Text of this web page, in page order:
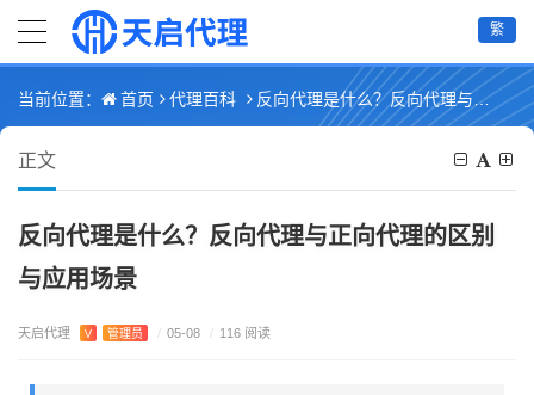
繁
当前位置： 首页 代理百科 反向代理是什么？反向代理与正向代理的区别与应用场景
正文
反向代理是什么？反向代理与正向代理的区别
与应用场景
天启代理 V 管理员 / 05-08 / 116 阅读